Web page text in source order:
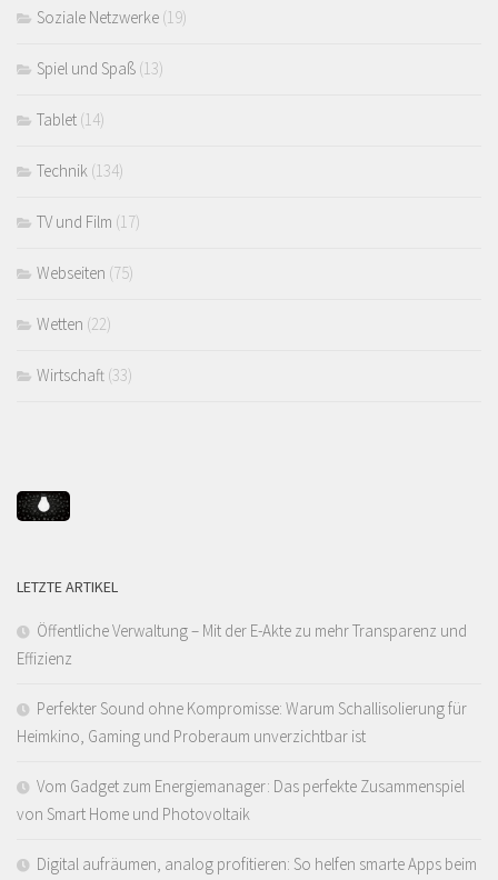
Soziale Netzwerke (19)
Spiel und Spaß (13)
Tablet (14)
Technik (134)
TV und Film (17)
Webseiten (75)
Wetten (22)
Wirtschaft (33)
LETZTE ARTIKEL
Öffentliche Verwaltung – Mit der E-Akte zu mehr Transparenz und
Effizienz
Perfekter Sound ohne Kompromisse: Warum Schallisolierung für
Heimkino, Gaming und Proberaum unverzichtbar ist
Vom Gadget zum Energiemanager: Das perfekte Zusammenspiel
von Smart Home und Photovoltaik
Digital aufräumen, analog profitieren: So helfen smarte Apps beim